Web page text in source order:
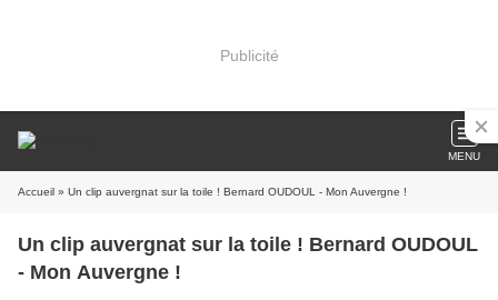
Publicité
MENU
Accueil » Un clip auvergnat sur la toile ! Bernard OUDOUL - Mon Auvergne !
Un clip auvergnat sur la toile ! Bernard OUDOUL
- Mon Auvergne !